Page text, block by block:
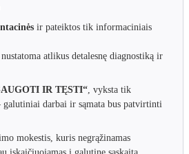
ir pateiktos tik informaciniais
atlikus detalesnę diagnostiką ir
IR TĘSTI“ , vyksta tik
galutiniai darbai ir sąmata bus patvirtinti
mokestis, kuris negrąžinamas